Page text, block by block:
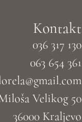
Kontakt
036 317 130
063 654 361
Velikog 50
36000 Kraljevo